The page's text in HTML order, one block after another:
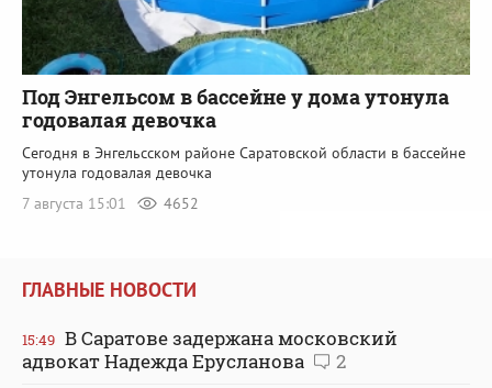
Под Энгельсом в бассейне у дома утонула
годовалая девочка
Сегодня в Энгельсском районе Саратовской области в бассейне
утонула годовалая девочка
7 августа 15:01
4652
ГЛАВНЫЕ НОВОСТИ
15:49 В Саратове задержана московский
адвокат Надежда Ерусланова
2